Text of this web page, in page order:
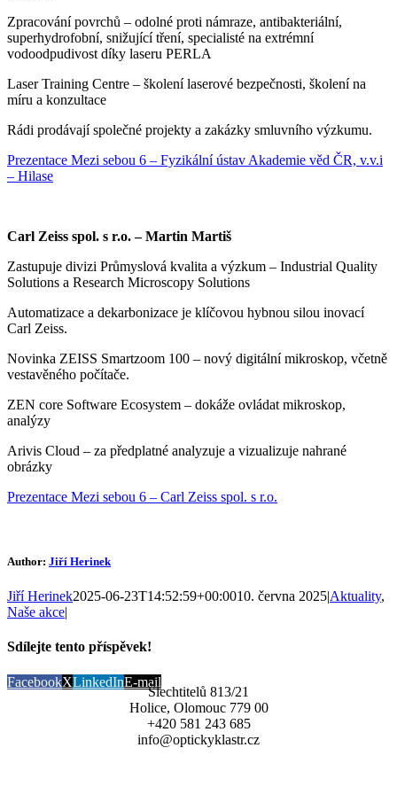
Zpracování povrchů – odolné proti námraze, antibakteriální,
superhydrofobní, snižující tření, specialisté na extrémní
vodoodpudivost díky laseru PERLA
Laser Training Centre – školení laserové bezpečnosti, školení na
míru a konzultace
Rádi prodávají společné projekty a zakázky smluvního výzkumu.
Prezentace Mezi sebou 6 – Fyzikální ústav Akademie věd ČR, v.v.i
– Hilase
Carl Zeiss spol. s r.o. – Martin Martiš
Zastupuje divizi Průmyslová kvalita a výzkum – Industrial Quality
Solutions a Research Microscopy Solutions
Automatizace a dekarbonizace je klíčovou hybnou silou inovací
Carl Zeiss.
Novinka ZEISS Smartzoom 100 – nový digitální mikroskop, včetně
vestavěného počítače.
ZEN core Software Ecosystem – dokáže ovládat mikroskop,
analýzy
Arivis Cloud – za předplatné analyzuje a vizualizuje nahrané
obrázky
Prezentace Mezi sebou 6 – Carl Zeiss spol. s r.o.
Author: Jiří Herinek
Jiří Herinek2025-06-23T14:52:59+00:0010. června 2025|Aktuality,
Naše akce|
Sdílejte tento příspěvek!
FacebookXLinkedInE-mail
Šlechtitelů 813/21
Holice, Olomouc 779 00
+420 581 243 685
info@optickyklastr.cz